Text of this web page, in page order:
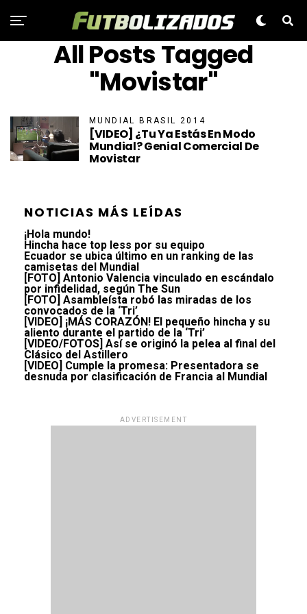
All Posts Tagged
"Movistar"
MUNDIAL BRASIL 2014
[VIDEO] ¿Tu Ya Estás En Modo
Mundial? Genial Comercial De
Movistar
NOTICIAS MÁS LEÍDAS
¡Hola mundo!
Hincha hace top less por su equipo
Ecuador se ubica último en un ranking de las
camisetas del Mundial
[FOTO] Antonio Valencia vinculado en escándalo
por infidelidad, según The Sun
[FOTO] Asambleísta robó las miradas de los
convocados de la ‘Tri’
[VIDEO] ¡MÁS CORAZÓN! El pequeño hincha y su
aliento durante el partido de la ‘Tri’
[VIDEO/FOTOS] Así se originó la pelea al final del
Clásico del Astillero
[VIDEO] Cumple la promesa: Presentadora se
desnuda por clasificación de Francia al Mundial
ADVERTISEMENT